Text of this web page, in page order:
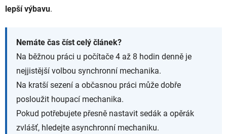
lepší výbavu.
Nemáte čas číst celý článek?
Na běžnou práci u počítače 4 až 8 hodin denně je
nejjistější volbou synchronní mechanika.
Na kratší sezení a občasnou práci může dobře
posloužit houpací mechanika.
Pokud potřebujete přesně nastavit sedák a opěrák
zvlášť, hledejte asynchronní mechaniku.